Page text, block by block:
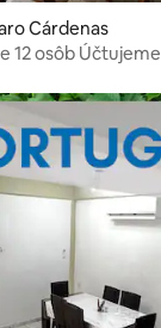
Cárdenas
12 osôb Účtujeme